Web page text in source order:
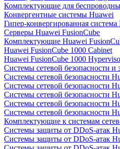
Комплектующие для
Конвергентные системы Huawei
Гипер-конвергированная
Серверы Huawei FusionCube
Комплектующие Huawei
Huawei FusionCube 1000 Cabinet
Huawei FusionCube 1000
Системы сетевой безопасности
Системы сетевой безопасности
Системы сетевой безопасности
Системы сетевой безопасности
Системы сетевой безопасности
Системы сетевой безопасности
Комплектующие к системам
Системы защиты от DDoS-атак
Системы защиты от DDoS-атак